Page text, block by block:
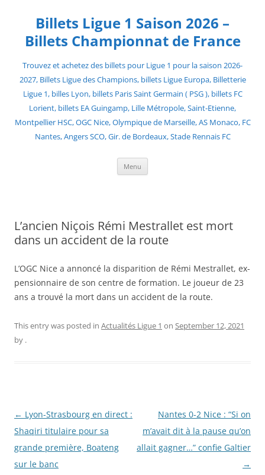
contentBillets Ligue 1 Saison 2026 –
Billets Championnat de France
Trouvez et achetez des billets pour Ligue 1 pour la saison 2026-
2027, Billets Ligue des Champions, billets Ligue Europa, Billetterie
Ligue 1, billes Lyon, billets Paris Saint Germain ( PSG ), billets FC
Lorient, billets EA Guingamp, Lille Métropole, Saint-Etienne,
Montpellier HSC, OGC Nice, Olympique de Marseille, AS Monaco, FC
Nantes, Angers SCO, Gir. de Bordeaux, Stade Rennais FC
Menu
L’ancien Niçois Rémi Mestrallet est mort
dans un accident de la route
L’OGC Nice a annoncé la disparition de Rémi Mestrallet, ex-
pensionnaire de son centre de formation. Le joueur de 23
ans a trouvé la mort dans un accident de la route.
This entry was posted in Actualités Ligue 1 on September 12, 2021
by .
Post
navigation
← Lyon-Strasbourg en direct :
Shaqiri titulaire pour sa
grande première, Boateng
sur le banc
Nantes 0-2 Nice : “Si on
m’avait dit à la pause qu’on
allait gagner…” confie Galtier
→